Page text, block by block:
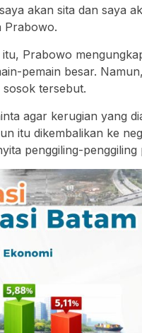
akan sita dan saya
Prabowo.
Prabowo
pemain besar.
sosok tersebut.
agar kerugian yang
itu dikembalikan ke
penggiling-penggiling